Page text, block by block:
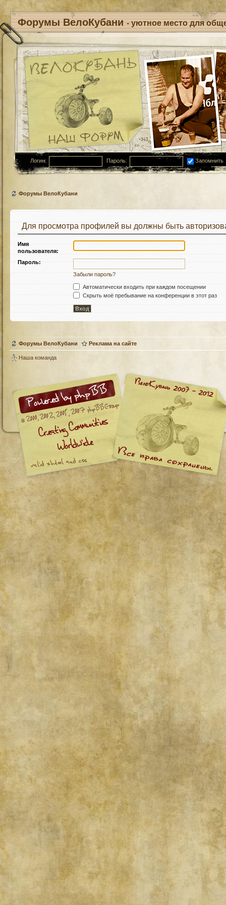
Форумы ВелоКубани - уютное место для
Логин: Пароль: Запомнить
Форумы ВелоКубани
Для просмотра профилей вы должны быть
Имя
пользователя:
Пароль:
Забыли пароль?
Автоматически входить при каждом посещении
Скрыть моё пребывание на конференции в этот раз
Форумы ВелоКубани Реклама на сайте
Наша команда